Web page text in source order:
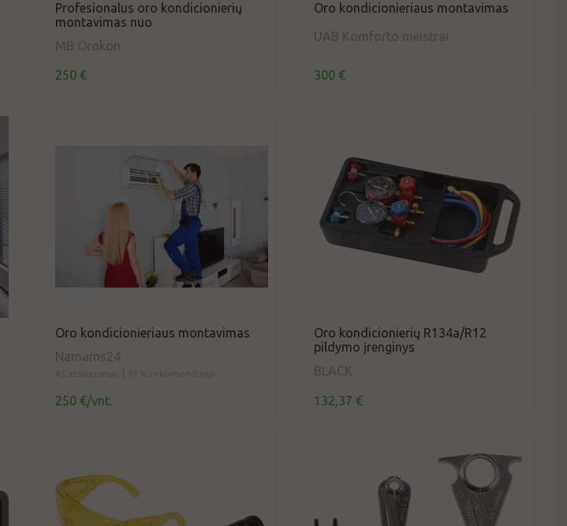
Profesionalus oro kondicionierių
montavimas nuo
MB Orokon
250 €
Oro kondicionieriaus montavimas
UAB Komforto meistrai
300 €
Oro kondicionieriaus montavimas
Namams24
250 €/vnt.
Oro kondicionierių R134a/R12
pildymo įrenginys
BLACK
132,37 €